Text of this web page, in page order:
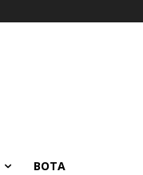
BOTA